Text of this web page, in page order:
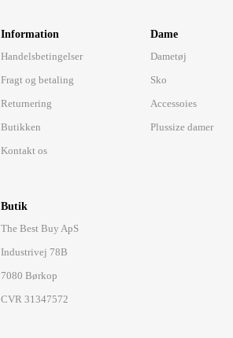
Information
Handelsbetingelser
Fragt og betaling
Returnering
Butikken
Kontakt os
Butik
The Best Buy ApS
Industrivej 78B
7080 Børkop
CVR 31347572
Dame
Dametøj
Sko
Accessoies
Plussize damer